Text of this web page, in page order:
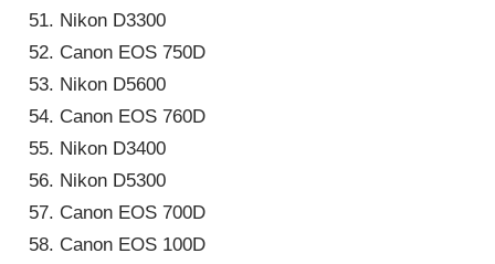
Nikon D3300
Canon EOS 750D
Nikon D5600
Canon EOS 760D
Nikon D3400
Nikon D5300
Canon EOS 700D
Canon EOS 100D